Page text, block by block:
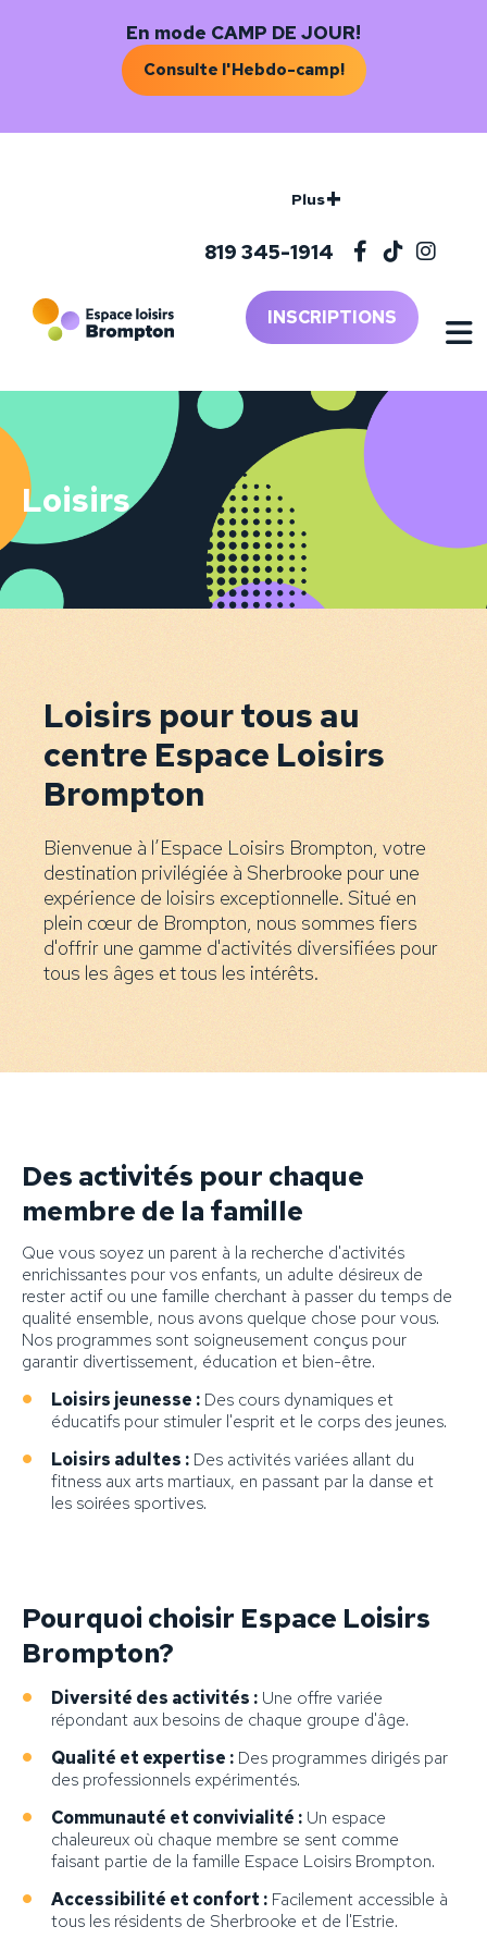
En mode CAMP DE JOUR!
Consulte l'Hebdo-camp!
Plus+
819 345-1914
INSCRIPTIONS
Loisirs
Loisirs pour tous au
centre Espace Loisirs
Brompton
Bienvenue à l’Espace Loisirs Brompton, votre
destination privilégiée à Sherbrooke pour une
expérience de loisirs exceptionnelle. Situé en
plein cœur de Brompton, nous sommes fiers
d'offrir une gamme d'activités diversifiées pour
tous les âges et tous les intérêts.
Des activités pour chaque
membre de la famille
Que vous soyez un parent à la recherche d'activités
enrichissantes pour vos enfants, un adulte désireux de
rester actif ou une famille cherchant à passer du temps de
qualité ensemble, nous avons quelque chose pour vous.
Nos programmes sont soigneusement conçus pour
garantir divertissement, éducation et bien-être.
Loisirs jeunesse : Des cours dynamiques et
éducatifs pour stimuler l'esprit et le corps des jeunes.
Loisirs adultes : Des activités variées allant du
fitness aux arts martiaux, en passant par la danse et
les soirées sportives.
Pourquoi choisir Espace Loisirs
Brompton?
Diversité des activités : Une offre variée
répondant aux besoins de chaque groupe d'âge.
Qualité et expertise : Des programmes dirigés par
des professionnels expérimentés.
Communauté et convivialité : Un espace
chaleureux où chaque membre se sent comme
faisant partie de la famille Espace Loisirs Brompton.
Accessibilité et confort : Facilement accessible à
tous les résidents de Sherbrooke et de l'Estrie.